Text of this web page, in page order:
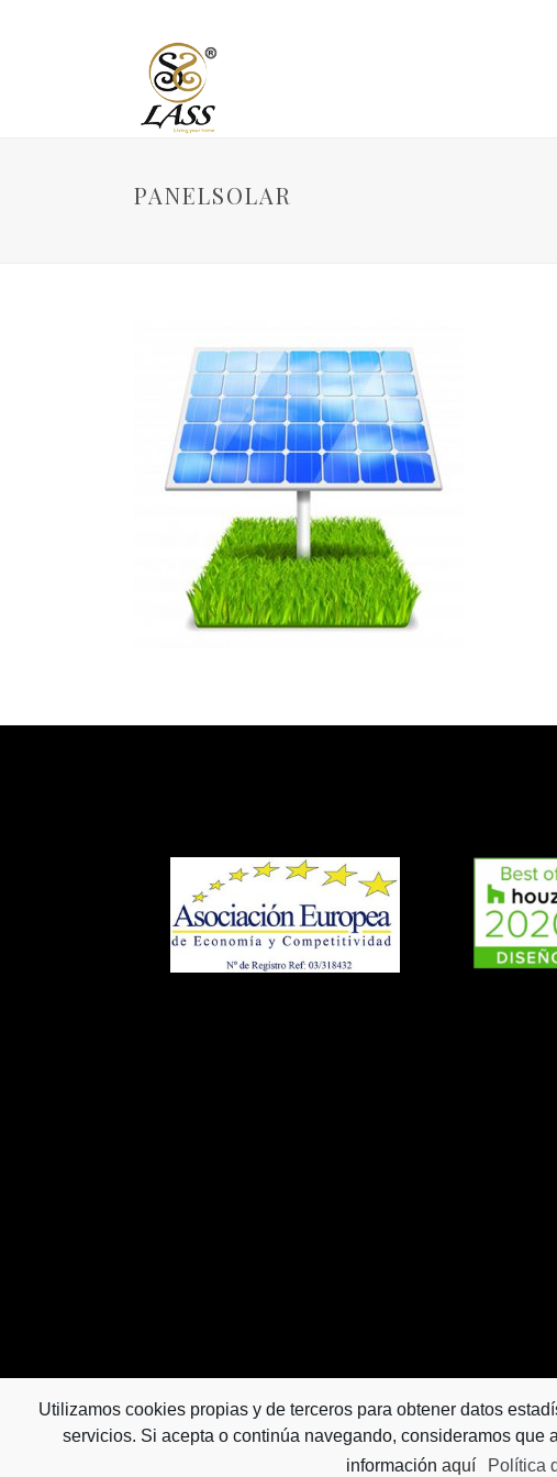
PANELSOLAR
© 2018 Piscinas Lass /Diseño Web | Guellcom
Utilizamos cookies propias y de terceros para obtener datos
servicios. Si acepta o continúa navegando, consideramos
informaciónaquí Política